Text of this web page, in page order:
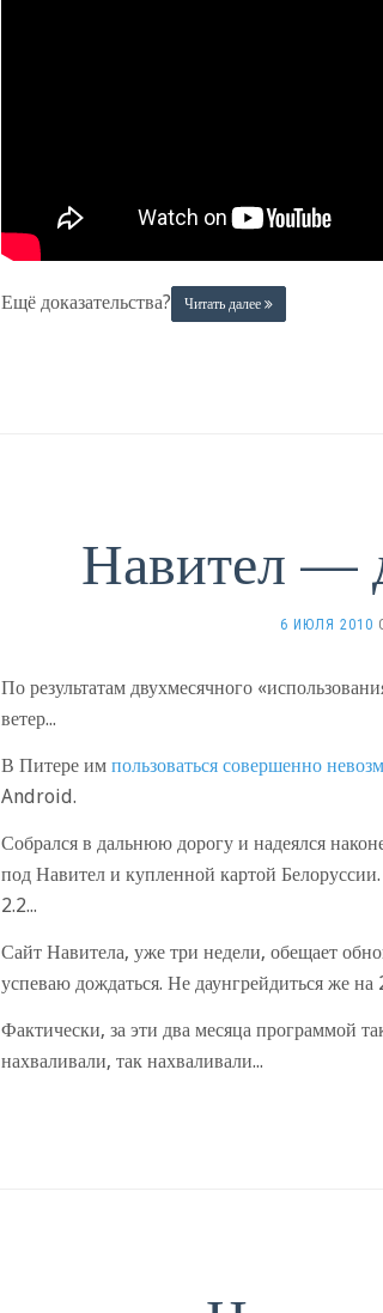
Ещё доказательства? Читать далее
Навител —
6 ИЮЛЯ 2010
По результатам двухмесячного
ветер...
В Питере им пользоваться совершенно
Android.
Собрался в дальнюю дорогу и надеялся
под Навител и купленной картой
2.2...
Сайт Навитела, уже три недели, обещает
успеваю дождаться. Не даунгрейдиться же на
Фактически, за эти два месяца программой
нахваливали, так нахваливали...